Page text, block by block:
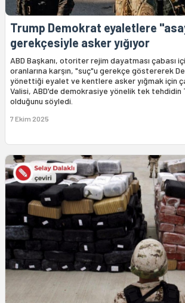
Trump Demokrat eyaletlere
gerekçesiyle asker yığıyor
ABD Başkanı, otoriter rejim dayatması çabası
oranlarına karşın, "suç"u gerekçe göstererek
yönettiği eyalet ve kentlere asker yığmak için
Valisi, ABD'de demokrasiye yönelik tek tehdidin
olduğunu söyledi.
7 Ekim 2025